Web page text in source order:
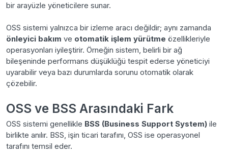
bir arayüzle yöneticilere sunar.
OSS sistemi yalnızca bir izleme aracı değildir; aynı zamanda
önleyici bakım ve otomatik işlem yürütme özellikleriyle
operasyonları iyileştirir. Örneğin sistem, belirli bir ağ
bileşeninde performans düşüklüğü tespit ederse yöneticiyi
uyarabilir veya bazı durumlarda sorunu otomatik olarak
çözebilir.
OSS ve BSS Arasındaki Fark
OSS sistemi genellikle BSS (Business Support System) ile
birlikte anılır. BSS, işin ticari tarafını, OSS ise operasyonel
tarafını temsil eder.